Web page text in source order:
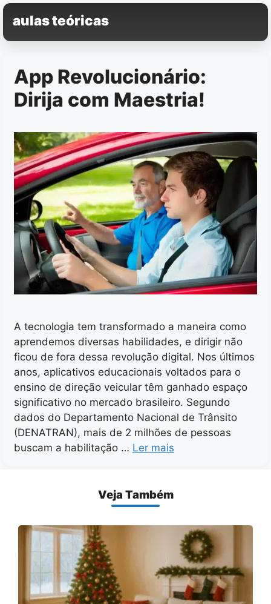
Pular
para
o
aulas teóricas
App Revolucionário:
Dirija com Maestria!
A tecnologia tem transformado a maneira como
aprendemos diversas habilidades, e dirigir não
ficou de fora dessa revolução digital. Nos últimos
anos, aplicativos educacionais voltados para o
ensino de direção veicular têm ganhado espaço
significativo no mercado brasileiro. Segundo
dados do Departamento Nacional de Trânsito
(DENATRAN), mais de 2 milhões de pessoas
buscam a habilitação … Ler mais
Veja Também